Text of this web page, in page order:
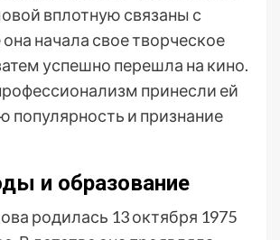
вплотную связаны с
начала свое творческое
успешно перешла на кино.
принесли ей
популярность и признание
и образование
родилась 13 октября 1975